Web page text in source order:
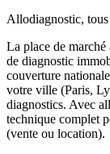
Allodiagnostic,
La place de
de diagnostic
couverture
votre ville (Paris,
diagnostics. Avec
technique complet
(vente ou location).